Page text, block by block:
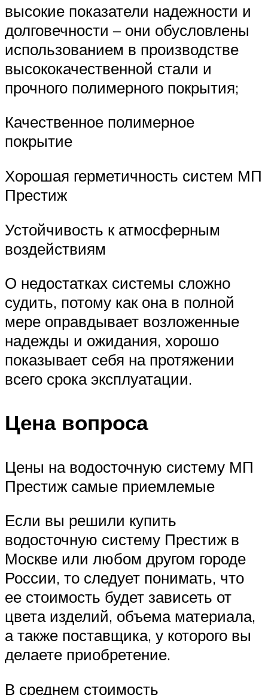
высокие показатели надежности и
долговечности – они обусловлены
использованием в производстве
высококачественной стали и
прочного полимерного покрытия;
Качественное полимерное
покрытие
Хорошая герметичность систем МП
Престиж
Устойчивость к атмосферным
воздействиям
О недостатках системы сложно
судить, потому как она в полной
мере оправдывает возложенные
надежды и ожидания, хорошо
показывает себя на протяжении
всего срока эксплуатации.
Цена вопроса
Цены на водосточную систему МП
Престиж самые приемлемые
Если вы решили купить
водосточную систему Престиж в
Москве или любом другом городе
России, то следует понимать, что
ее стоимость будет зависеть от
цвета изделий, объема материала,
а также поставщика, у которого вы
делаете приобретение.
В среднем стоимость